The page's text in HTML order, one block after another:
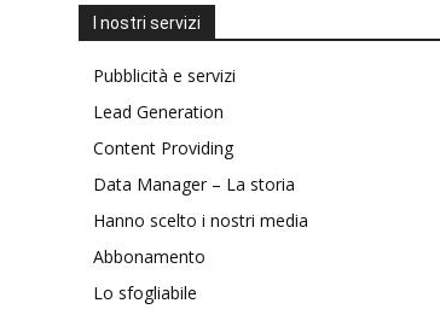
I nostri servizi
Pubblicità e servizi
Lead Generation
Content Providing
Data Manager – La storia
Hanno scelto i nostri media
Abbonamento
Lo sfogliabile